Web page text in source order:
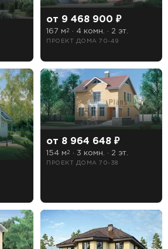
от 9 468 900 ₽
167 м2 · 4 комн. · 2 эт.
ПРОЕКТ ДОМА 70-49
от 8 964 648 ₽
154 м 2 · 3 комн. · 2 эт.
ПРОЕКТ ДОМА 70-38
СТОИМОСТЬ
связи:
MAX
обработку персональных данных
и
что ознакомлен(а) сполитикой
данных.